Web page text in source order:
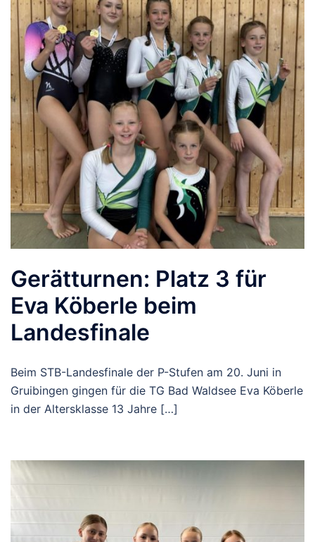
Gerätturnen: Platz 3 für
Eva Köberle beim
Landesfinale
Beim STB-Landesfinale der P-Stufen am 20. Juni in
Gruibingen gingen für die TG Bad Waldsee Eva Köberle
in der Altersklasse 13 Jahre […]